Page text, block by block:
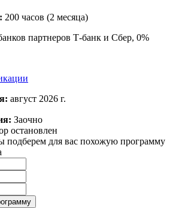
200 часов (2 месяца)
партнеров Т-банк и Сбер, 0%
август 2026 г.
Заочно
остановлен
подберем для вас похожую программу